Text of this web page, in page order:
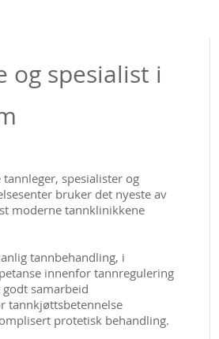
og spesialist i
spesialister og
bruker det nyeste av
moderne tannklinikkene
tannbehandling, i
innenfor tannregulering
samarbeid
tannkjøttsbetennelse
protetisk behandling.